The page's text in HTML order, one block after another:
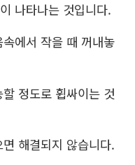
나타나는 것입니다.
에서 작을 때 꺼내놓
정도로 휩싸이는 것
해결되지 않습니다.